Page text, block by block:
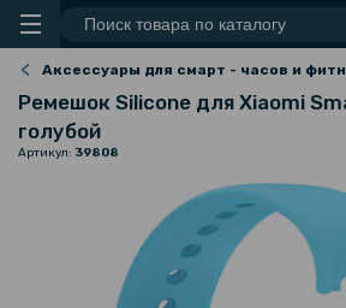
Аксессуары для смарт - часов и
Ремешок Silicone для Xiaomi
голубой
Артикул: 39808